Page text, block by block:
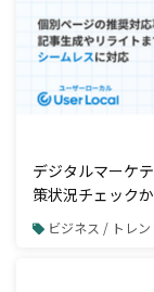
デジタルマーケ
策状況チェック
ド」で一元管理
ビジネス / トレン